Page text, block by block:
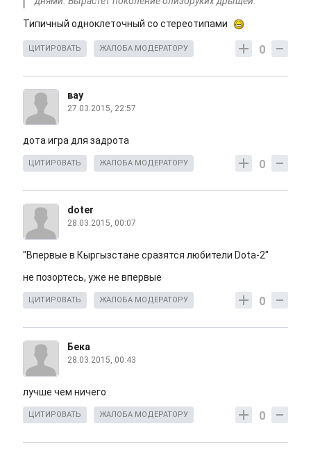
Типичный одноклеточный со стереотипами
0
ЦИТИРОВАТЬ ЖАЛОБА МОДЕРАТОРУ
вау
27.03.2015, 22:57
дота игра для задрота
0
ЦИТИРОВАТЬ ЖАЛОБА МОДЕРАТОРУ
doter
28.03.2015, 00:07
"Впервые в Кыргызстане сразятся любители Dota-2"
не позортесь, уже не впервые
0
ЦИТИРОВАТЬ ЖАЛОБА МОДЕРАТОРУ
Бека
28.03.2015, 00:43
лучше чем ничего
0
ЦИТИРОВАТЬ ЖАЛОБА МОДЕРАТОРУ